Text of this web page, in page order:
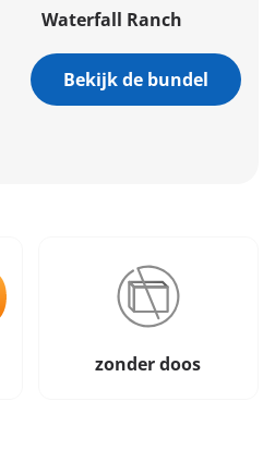
Waterfall Ranch
Bekijk de bundel
zonder doos